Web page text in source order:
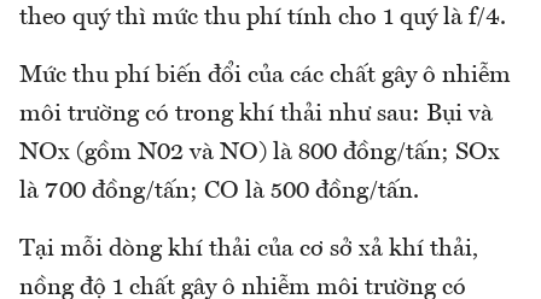
theo quý thì mức thu phí tính cho 1 quý là f/4.
Mức thu phí biến đổi của các chất gây ô nhiễm
môi trường có trong khí thải như sau: Bụi và
NOx (gồm N02 và NO) là 800 đồng/tấn; SOx
là 700 đồng/tấn; CO là 500 đồng/tấn.
Tại mỗi dòng khí thải của cơ sở xả khí thải,
nồng độ 1 chất gây ô nhiễm môi trường có